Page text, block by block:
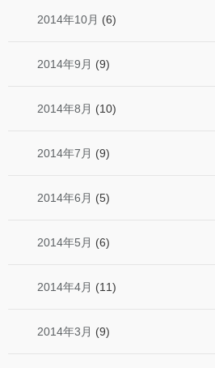
2014年10月 (6)
2014年9月 (9)
2014年8月 (10)
2014年7月 (9)
2014年6月 (5)
2014年5月 (6)
2014年4月 (11)
2014年3月 (9)